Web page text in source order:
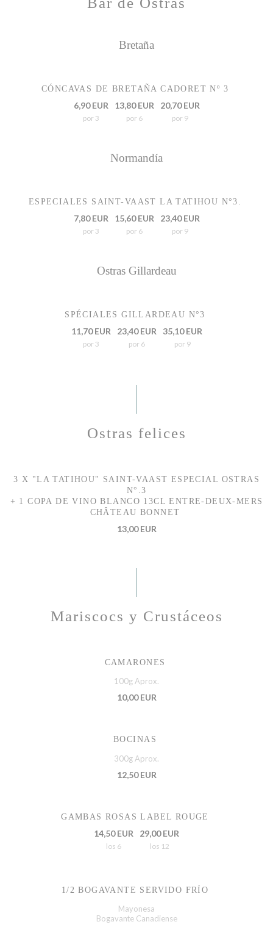
Bretaña
CÓNCAVAS DE BRETAÑA CADORET Nº 3
6,90 EUR
por 3
13,80 EUR
por 6
20,70 EUR
por 9
Normandía
ESPECIALES SAINT-VAAST LA TATIHOU N°3.
7,80 EUR
por 3
15,60 EUR
por 6
23,40 EUR
por 9
Ostras Gillardeau
SPÉCIALES GILLARDEAU N°3
11,70 EUR
por 3
23,40 EUR
por 6
35,10 EUR
por 9
Ostras felices
3 X "LA TATIHOU" SAINT-VAAST ESPECIAL OSTRAS
N°.3
+ 1 COPA DE VINO BLANCO 13CL ENTRE-DEUX-MERS
CHÂTEAU BONNET
13,00 EUR
Mariscocs y Crustáceos
CAMARONES
100g Aprox.
10,00 EUR
BOCINAS
300g Aprox.
12,50 EUR
GAMBAS ROSAS LABEL ROUGE
14,50 EUR
los 6
29,00 EUR
los 12
1/2 BOGAVANTE SERVIDO FRÍO
Mayonesa
Bogavante Canadiense